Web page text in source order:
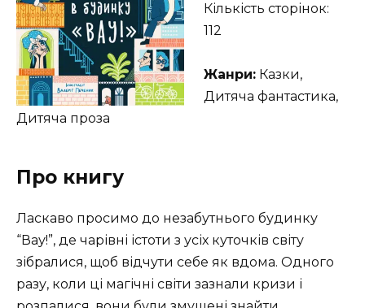
Кількість сторінок:
112
Жанри: Казки,
Дитяча фантастика,
Дитяча проза
Про книгу
Ласкаво просимо до незабутнього будинку
“Вау!”, де чарівні істоти з усіх куточків світу
зібралися, щоб відчути себе як вдома. Одного
разу, коли ці магічні світи зазнали кризи і